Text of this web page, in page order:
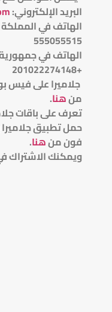
البريد الإلكتروني:
555055515
الهاتف في
+201022274148
جلاميرا على فيس
منهنا.
تعرف على باقات
حمل تطبيق جلاميرا
فون منهنا.
ويمكنك الاشتراك